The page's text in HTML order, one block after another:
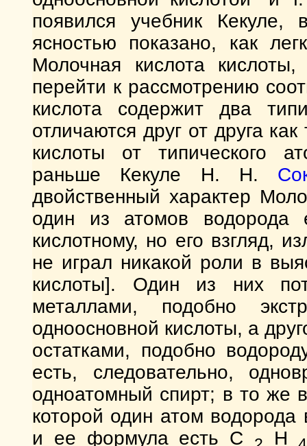
появился учебник
ясностью показано, как
Молочная кислота
перейти к рассмотрению
кислота содержит два
отличаются друг от друга
кислоты от типического
раньше Кекуле Н. Н.
двойственный характер
один из атомов
кислотному, но его взгляд,
не играл никакой роли в
кислоты]. Один из них
металлами, подобно
одноосновной кислоты, а
остатками, подобно
есть, следовательно,
одноатомный спирт; в то же
которой один атом
и ее формула есть С
Н